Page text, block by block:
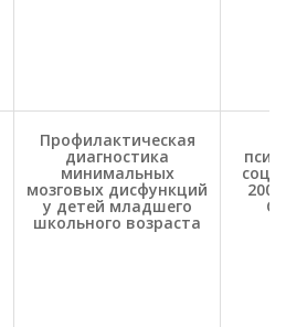
Профилактическая
диагностика
минимальных
мозговых дисфункций
у детей младшего
школьного возраста
соц.
С.